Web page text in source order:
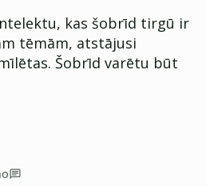
kas šobrīd tirgū ir
tēmām, atstājusi
Šobrīd varētu būt